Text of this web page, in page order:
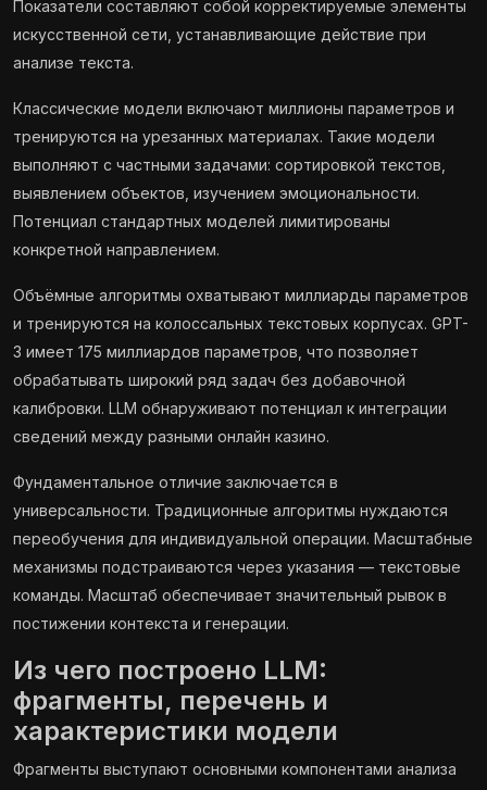
Показатели составляют собой корректируемые элементы
искусственной сети, устанавливающие действие при
анализе текста.
Классические модели включают миллионы параметров и
тренируются на урезанных материалах. Такие модели
выполняют с частными задачами: сортировкой текстов,
выявлением объектов, изучением эмоциональности.
Потенциал стандартных моделей лимитированы
конкретной направлением.
Объёмные алгоритмы охватывают миллиарды параметров
и тренируются на колоссальных текстовых корпусах. GPT-
3 имеет 175 миллиардов параметров, что позволяет
обрабатывать широкий ряд задач без добавочной
калибровки. LLM обнаруживают потенциал к интеграции
сведений между разными онлайн казино.
Фундаментальное отличие заключается в
универсальности. Традиционные алгоритмы нуждаются
переобучения для индивидуальной операции. Масштабные
механизмы подстраиваются через указания — текстовые
команды. Масштаб обеспечивает значительный рывок в
постижении контекста и генерации.
Из чего построено LLM:
фрагменты, перечень и
характеристики модели
Фрагменты выступают основными компонентами анализа